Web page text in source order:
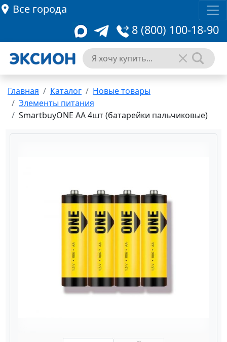
Все города
8 (800) 100-18-90
Главная Каталог
Новые товары
Элементы питания
SmartbuyONE AA 4шт (батарейки пальчиковые)